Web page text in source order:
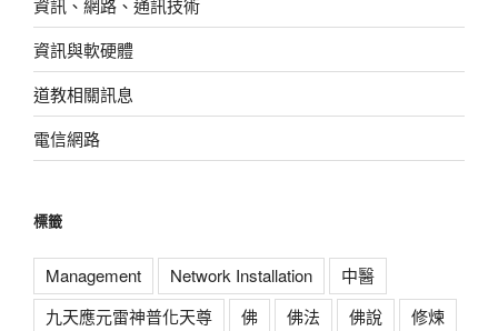
資訊與軟硬體
道教相關訊息
電信網路
標籤
Management Network Installation
中醫
九天應元雷神普化天尊
佛 佛法 佛說
修煉